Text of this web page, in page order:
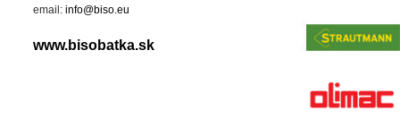
email: info@biso.eu
www.bisobatka.sk